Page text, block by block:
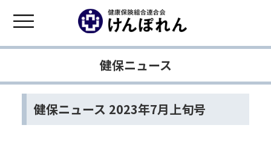
健保ニュース
健保ニュース 2023年7月上旬号